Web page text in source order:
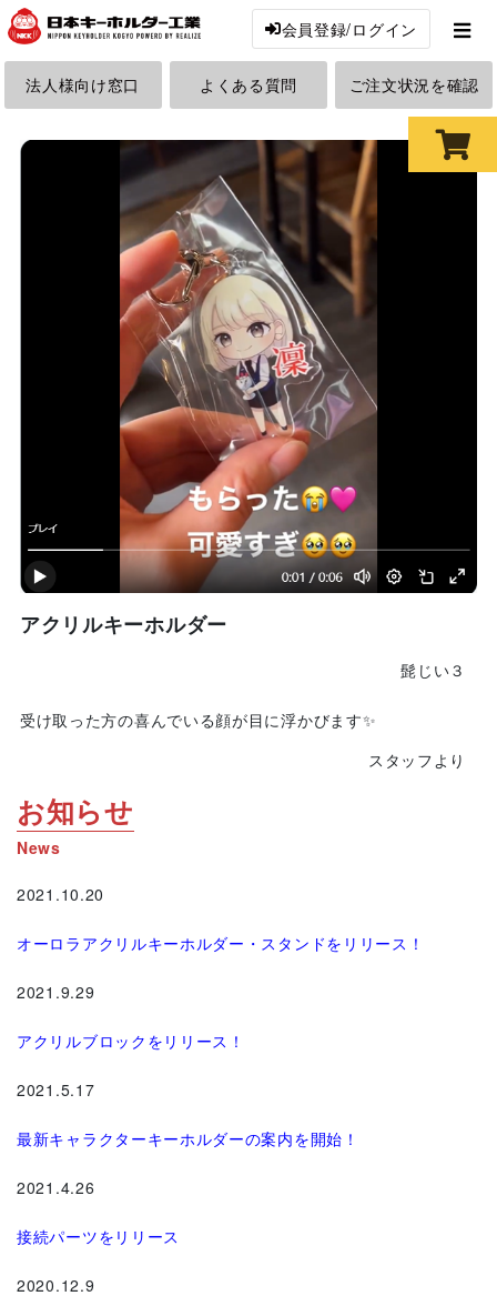
会員登録/ログイン
法人様向け窓口 よくある質問 ご注文状況を確認
アクリルキーホルダー
髭じい３
受け取った方の喜んでいる顔が目に浮かびます✨
スタッフより
お知らせ
News
2021.10.20
オーロラアクリルキーホルダー・スタンドをリリース！
2021.9.29
アクリルブロックをリリース！
2021.5.17
最新キャラクターキーホルダーの案内を開始！
2021.4.26
接続パーツをリリース
2020.12.9